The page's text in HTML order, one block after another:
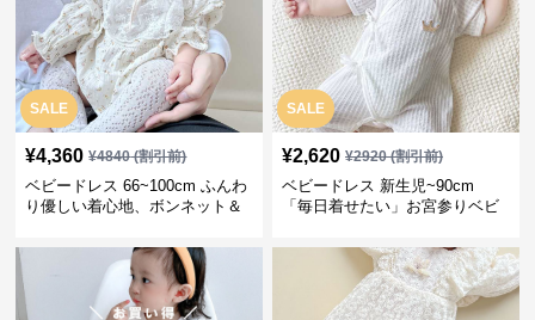
SALE
¥4,360 ¥4840(割引前)
ベビードレス 66~100cm ふんわ
り優しい着心地、ボンネット＆
レス 記念フォト
SALE
¥2,620 ¥2920(割引前)
ベビードレス 新生児~90cm
「毎日着せたい」お宮参りベビ